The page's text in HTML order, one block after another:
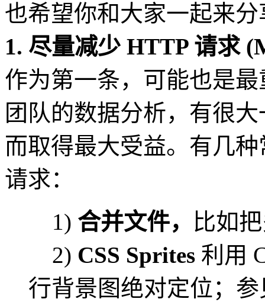
也希望你和大家一起来分
1. 尽量减少 HTTP 请求
作为第一条，可能也是
团队的数据分析，有很
而取得最大受益。有几
请求：
1) 合并文件，
比如
2) CSS Sprites 利用
行背景图绝对定位；参